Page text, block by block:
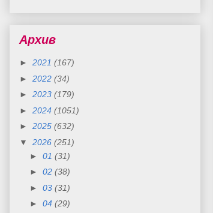
Архив
► 2021 (167)
► 2022 (34)
► 2023 (179)
► 2024 (1051)
► 2025 (632)
▼ 2026 (251)
► 01 (31)
► 02 (38)
► 03 (31)
► 04 (29)